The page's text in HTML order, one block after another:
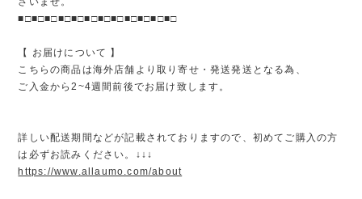
■□■□■□■□■□■□■□■□■□■□■□■□
【 お届けについて 】
こちらの商品は海外店舗より取り寄せ・発送発送となる為、
ご入金から2~4週間前後でお届け致します。
詳しい配送期間などが記載されておりますので、初めてご購入の方
は必ずお読みください。↓↓↓
https://www.allaumo.com/about